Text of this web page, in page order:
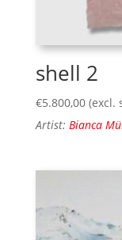
shell 2
€5.800,00 (excl.
Artist: Bianca